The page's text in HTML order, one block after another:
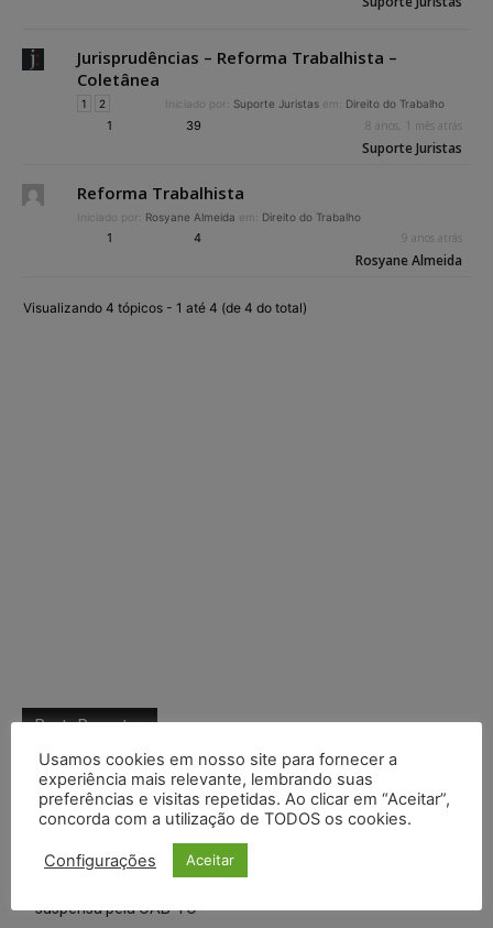
Jurisprudências – Reforma Trabalhista –
Coletânea
1 2 Iniciado por: Suporte Juristas em: Direito do Trabalho
1 39 8 anos, 1 mês atrás
Suporte Juristas
Reforma Trabalhista
Iniciado por: Rosyane Almeida em: Direito do Trabalho
1 4 9 anos atrás
Rosyane Almeida
Visualizando 4 tópicos - 1 até 4 (de 4 do total)
Posts Recentes
Composição da taxa de juros
Meta é alvo de denúncia após anúncios com conteúdo sexual
infantil gerado por IA circularem em suas plataformas
suspensa pela OAB-TO
Usamos cookies em nosso site para fornecer a
experiência mais relevante, lembrando suas
preferências e visitas repetidas. Ao clicar em “Aceitar”,
concorda com a utilização de TODOS os cookies.
Configurações Aceitar